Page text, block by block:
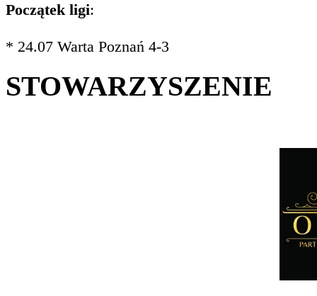
Początek ligi:
* 24.07 Warta Poznań 4-3
STOWARZYSZENIE